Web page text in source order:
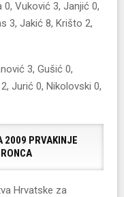
0, Vuković 3, Janjić 0,
3, Jakić 8, Krišto 2,
3, Gušić 0,
Jurić 0, Nikolovski 0,
2009 PRVAKINJE
Hrvatske za